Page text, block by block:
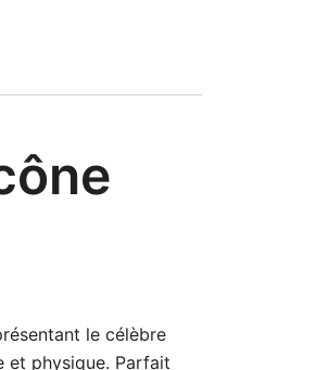
le célèbre
et physique. Parfait